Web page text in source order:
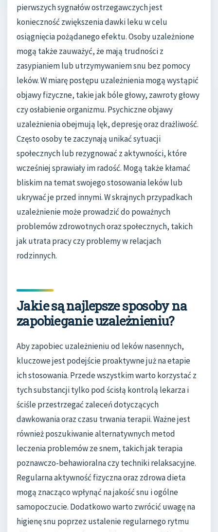
pierwszych sygnałów ostrzegawczych jest
konieczność zwiększenia dawki leku w celu
osiągnięcia pożądanego efektu. Osoby uzależnione
mogą także zauważyć, że mają trudności z
zasypianiem lub utrzymywaniem snu bez pomocy
leków. W miarę postępu uzależnienia mogą wystąpić
objawy fizyczne, takie jak bóle głowy, zawroty głowy
czy osłabienie organizmu. Psychiczne objawy
uzależnienia obejmują lęk, depresję oraz drażliwość.
Często osoby te zaczynają unikać sytuacji
społecznych lub rezygnować z aktywności, które
wcześniej sprawiały im radość. Mogą także kłamać
bliskim na temat swojego stosowania leków lub
ukrywać je przed innymi. W skrajnych przypadkach
uzależnienie może prowadzić do poważnych
problemów zdrowotnych oraz społecznych, takich
jak utrata pracy czy problemy w relacjach
rodzinnych.
Jakie są najlepsze sposoby na
zapobieganie uzależnieniu?
Aby zapobiec uzależnieniu od leków nasennych,
kluczowe jest podejście proaktywne już na etapie
ich stosowania. Przede wszystkim warto korzystać z
tych substancji tylko pod ścisłą kontrolą lekarza i
ściśle przestrzegać zaleceń dotyczących
dawkowania oraz czasu trwania terapii. Ważne jest
również poszukiwanie alternatywnych metod
leczenia problemów ze snem, takich jak terapia
poznawczo-behawioralna czy techniki relaksacyjne.
Regularna aktywność fizyczna oraz zdrowa dieta
mogą znacząco wpłynąć na jakość snu i ogólne
samopoczucie. Dodatkowo warto zwrócić uwagę na
higienę snu poprzez ustalenie regularnego rytmu